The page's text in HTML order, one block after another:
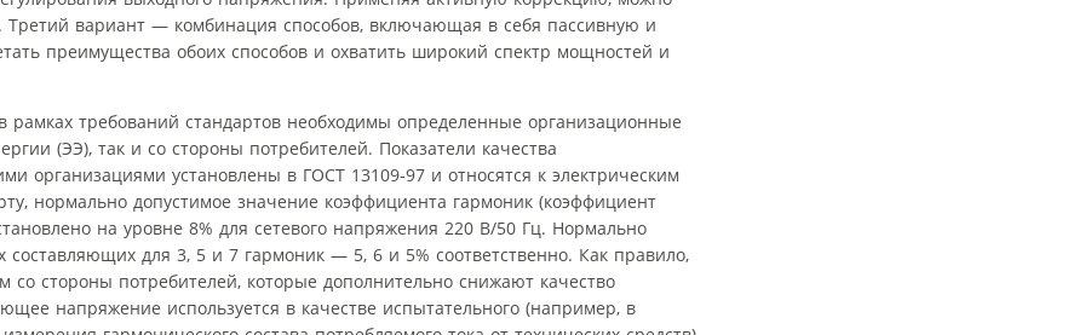
Третий вариант — комбинация способов, включающая в себя пассивную и
преимущества обоих способов и охватить широкий спектр мощностей и
требований стандартов необходимы определенные организационные
(ЭЭ), так и со стороны потребителей. Показатели качества
организациями установлены в ГОСТ 13109-97 и относятся к электрическим
нормально допустимое значение коэффициента гармоник (коэффициент
на уровне 8% для сетевого напряжения 220 В/50 Гц. Нормально
для 3, 5 и 7 гармоник — 5, 6 и 5% соответственно. Как правило,
стороны потребителей, которые дополнительно снижают качество
напряжение используется в качестве испытательного (например, в